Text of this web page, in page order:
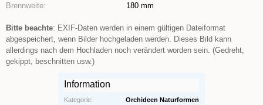
Brennweite:
180 mm
Bitte beachte: EXIF-Daten werden in einem gültigen Dateiformat
abgespeichert, wenn Bilder hochgeladen werden. Dieses Bild kann
allerdings nach dem Hochladen noch verändert worden sein. (Gedreht,
gekippt, beschnitten usw.)
Information
Kategorie:
Orchideen Naturformen